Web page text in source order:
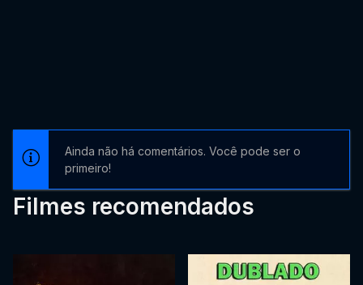
Ainda não há comentários. Você pode ser o
primeiro!
Filmes recomendados